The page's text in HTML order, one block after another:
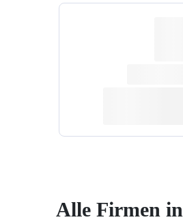
Alle Firmen in